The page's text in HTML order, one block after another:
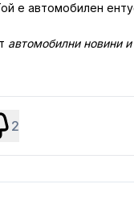
е автомобилен
автомобилни новини
2